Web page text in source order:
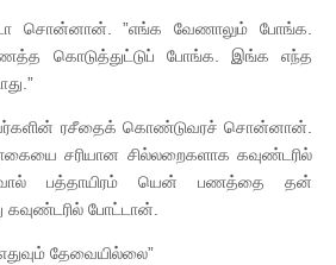
சொன்னான். ”எங்க வேணாலும் போங்க.
கொடுத்துட்டுப் போங்க. இங்க எந்த
ரசீதைக் கொண்டுவரச் சொன்னான்.
சரியான சில்லறைகளாக கவுண்டரில்
பத்தாயிரம் யென் பணத்தை தன்
கவுண்டரில் போட்டான்.
தேவையில்லை”